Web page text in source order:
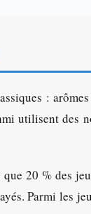
:
utilisent des
20 % des
Parmi les